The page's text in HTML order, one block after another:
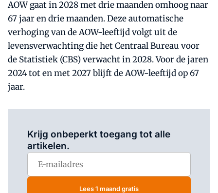
AOW gaat in 2028 met drie maanden omhoog naar
67 jaar en drie maanden. Deze automatische
verhoging van de AOW-leeftijd volgt uit de
levensverwachting die het Centraal Bureau voor
de Statistiek (CBS) verwacht in 2028. Voor de jaren
2024 tot en met 2027 blijft de AOW-leeftijd op 67
jaar.
Krijg onbeperkt toegang tot alle
artikelen.
Lees 1 maand gratis